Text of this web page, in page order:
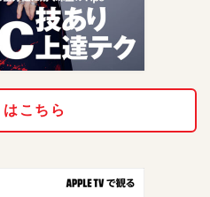
こちら